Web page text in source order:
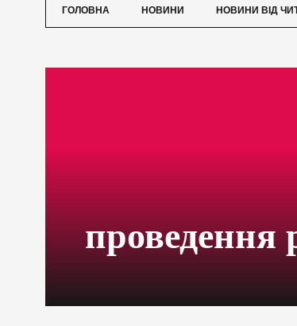
ГОЛОВНА НОВИНИ НОВИНИ ВІД
проведення